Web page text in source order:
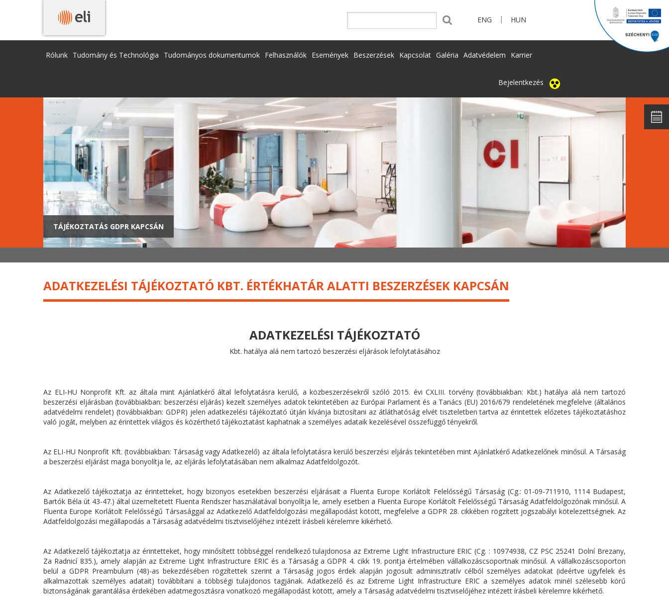
ENG | HUN
Rólunk Tudomány és Technológia Tudományos dokumentumok Felhasználók Események Beszerzések Kapcsolat Galéria Adatvédelem Karrier
Bejelentkezés
TÁJÉKOZTATÁS GDPR KAPCSÁN
ADATKEZELÉSI TÁJÉKOZTATÓ KBT. ÉRTÉKHATÁR ALATTI BESZERZÉSEK KAPCSÁN
ADATKEZELÉSI TÁJÉKOZTATÓ
Kbt. hatálya alá nem tartozó beszerzési eljárások lefolytatásához
Az ELI-HU Nonprofit Kft. az általa mint Ajánlatkérő által lefolytatásra kerülő, a közbeszerzésekről szóló 2015. évi CXLIII. törvény (továbbiakban: Kbt.) hatálya alá nem tartozó
beszerzési eljárásban (továbbiakban: beszerzési eljárás) kezelt személyes adatok tekintetében az Európai Parlament és a Tanács (EU) 2016/679 rendeletének megfelelve (általános
adatvédelmi rendelet) (továbbiakban: GDPR) jelen adatkezelési tájékoztató útján kívánja biztosítani az átláthatóság elvét tiszteletben tartva az érintettek előzetes tájékoztatáshoz
való jogát, melyben az érintettek világos és közérthető tájékoztatást kaphatnak a személyes adataik kezelésével összefüggő tényekről.
Az ELI-HU Nonprofit Kft. (továbbiakban: Társaság vagy Adatkezelő) az általa lefolytatásra kerülő beszerzési eljárás tekintetében mint Ajánlatkérő Adatkezelőnek minősül. A Társaság
a beszerzési eljárást maga bonyolítja le, az eljárás lefolytatásában nem alkalmaz Adatfeldolgozót.
Az Adatkezelő tájékoztatja az érintetteket, hogy bizonyos esetekben beszerzési eljárásait a Fluenta Europe Korlátolt Felelősségű Társaság (Cg.: 01-09-711910, 1114 Budapest,
Bartók Béla út 43-47.) által üzemeltetett Fluenta Rendszer használatával bonyolítja le, amely esetben a Fluenta Europe Korlátolt Felelősségű Társaság Adatfeldolgozónak minősül. A
Fluenta Europe Korlátolt Felelősségű Társasággal az Adatkezelő Adatfeldolgozási megállapodást kötött, megfelelve a GDPR 28. cikkében rögzített jogszabályi kötelezettségnek. Az
Adatfeldolgozási megállapodás a Társaság adatvédelmi tisztviselőjéhez intézett írásbeli kérelemre kikérhető.
Az Adatkezelő tájékoztatja az érintetteket, hogy minősített többséggel rendelkező tulajdonosa az Extreme Light Infrastructure ERIC (Cg. : 10974938, CZ PSC 25241 Dolní Brezany,
Za Radnicí 835.), amely alapján az Extreme Light Infrastructure ERIC és a Társaság a GDPR 4. cikk 19. pontja értelmében vállalkozáscsoportnak minősül. A vállalkozáscsoporton
belül a GDPR Preambulum (48)-as bekezdésében rögzítettek szerint a Társaság jogos érdek alapján jogosult adminisztratív célból személyes adatokat (ideértve ügyfelek és
alkalmazottak személyes adatait) továbbítani a többségi tulajdonos tagjának. Adatkezelő és az Extreme Light Infrastructure ERIC a személyes adatok minél szélesebb körű
biztonságának garantálása érdekében adatmegosztásra vonatkozó megállapodást kötött, amely a Társaság adatvédelmi tisztviselőjéhez intézett írásbeli kérelemre kikérhető.